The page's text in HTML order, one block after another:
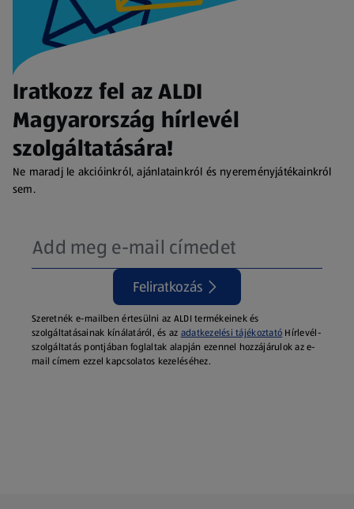
Iratkozz fel az ALDI
Magyarország hírlevél
szolgáltatására!
Ne maradj le akcióinkról, ajánlatainkról és nyereményjátékainkról
sem.
Feliratkozás
Szeretnék e-mailben értesülni az ALDI termékeinek és
szolgáltatásainak kínálatáról, és az adatkezelési tájékoztató Hírlevél-
szolgáltatás pontjában foglaltak alapján ezennel hozzájárulok az e-
mail címem ezzel kapcsolatos kezeléséhez.